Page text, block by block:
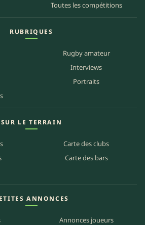
Toutes les compétitions
RUBRIQUES
Rugby amateur
Interviews
Portraits
SUR LE TERRAIN
Carte des clubs
Carte des bars
ANNONCES
Annonces joueurs